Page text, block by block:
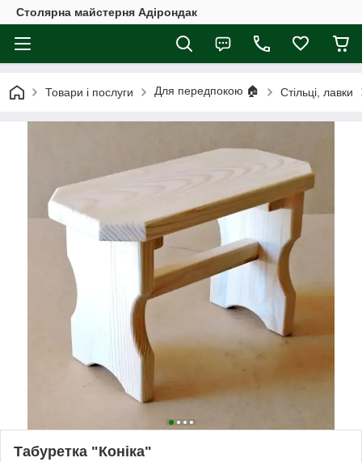
Столярна майстерня Адірондак
Товари і послуги Для передпокою 🏠 Стільці, лавки
Табуретка "Коніка"